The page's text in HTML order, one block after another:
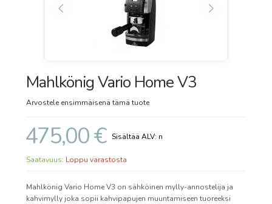
Mahlkönig Vario Home V3
Arvostele ensimmäisenä tämä tuote
475,00 €
Saatavuus: Loppu varastosta
Mahlkönig Vario Home V3 on sähköinen mylly-annostelija ja
kahvimylly joka sopii kahvipapujen muuntamiseen tuoreeksi